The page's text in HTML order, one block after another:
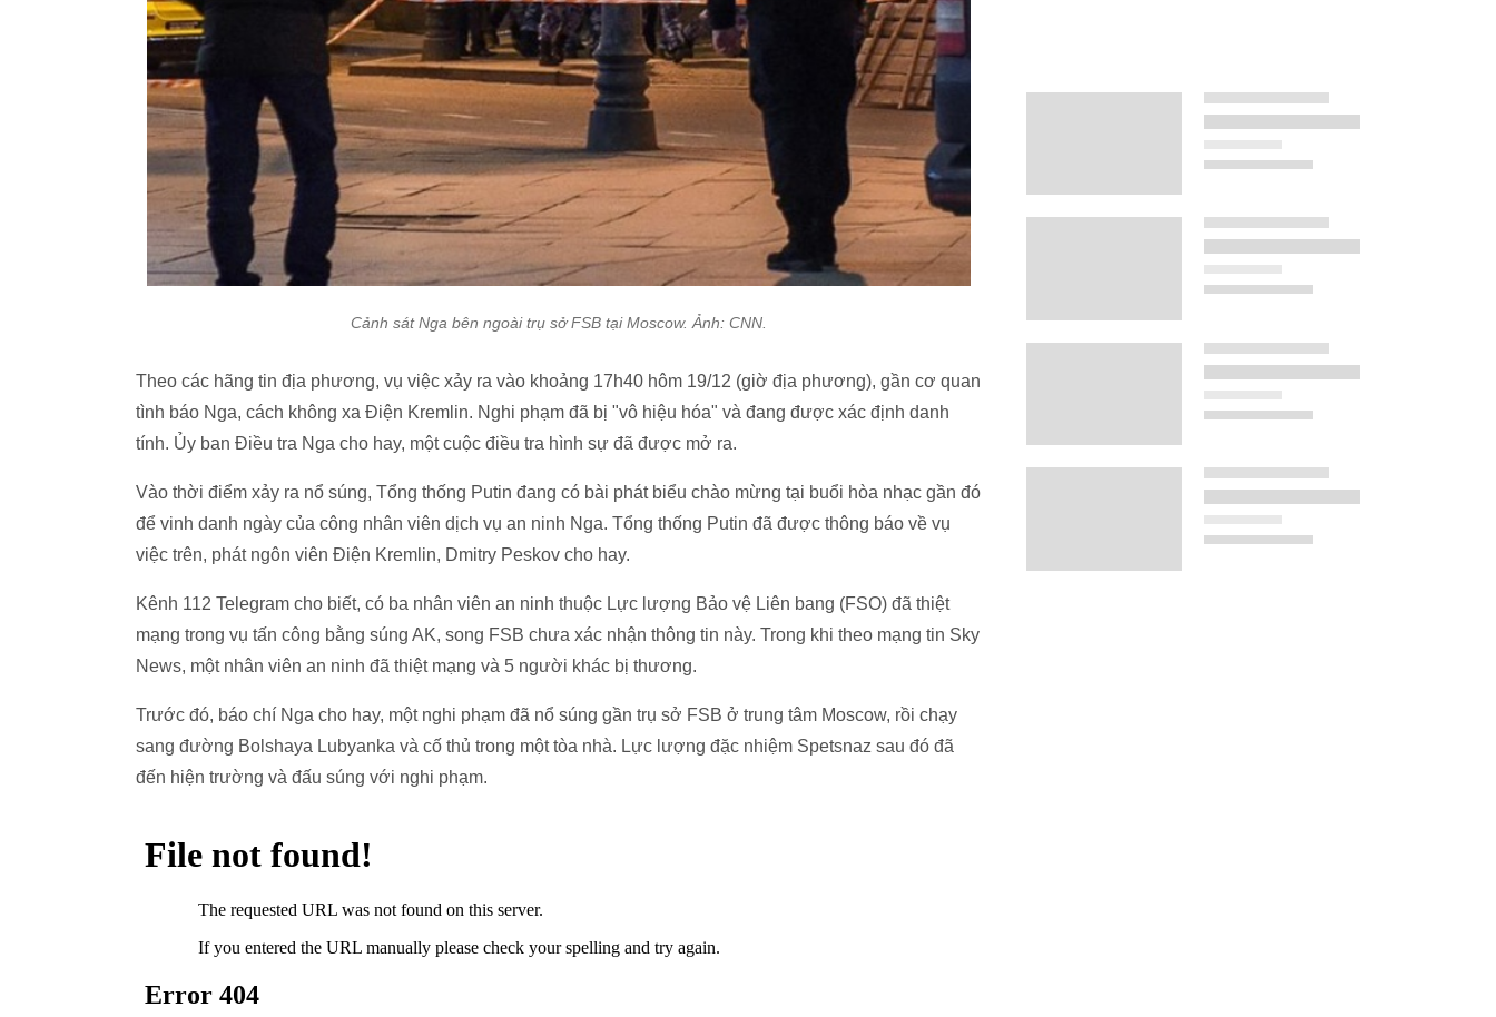
Cảnh sát Nga bên ngoài trụ sở FSB tại Moscow. Ảnh: CNN.
Theo các hãng tin địa phương, vụ việc xảy ra vào khoảng 17h40 hôm 19/12 (giờ địa phương), gần cơ quan
tình báo Nga, cách không xa Điện Kremlin. Nghi phạm đã bị "vô hiệu hóa" và đang được xác định danh
tính. Ủy ban Điều tra Nga cho hay, một cuộc điều tra hình sự đã được mở ra.
Vào thời điểm xảy ra nổ súng, Tổng thống Putin đang có bài phát biểu chào mừng tại buổi hòa nhạc gần đó
để vinh danh ngày của công nhân viên dịch vụ an ninh Nga. Tổng thống Putin đã được thông báo về vụ
việc trên, phát ngôn viên Điện Kremlin, Dmitry Peskov cho hay.
Kênh 112 Telegram cho biết, có ba nhân viên an ninh thuộc Lực lượng Bảo vệ Liên bang (FSO) đã thiệt
mạng trong vụ tấn công bằng súng AK, song FSB chưa xác nhận thông tin này. Trong khi theo mạng tin Sky
News, một nhân viên an ninh đã thiệt mạng và 5 người khác bị thương.
Trước đó, báo chí Nga cho hay, một nghi phạm đã nổ súng gần trụ sở FSB ở trung tâm Moscow, rồi chạy
sang đường Bolshaya Lubyanka và cố thủ trong một tòa nhà. Lực lượng đặc nhiệm Spetsnaz sau đó đã
đến hiện trường và đấu súng với nghi phạm.